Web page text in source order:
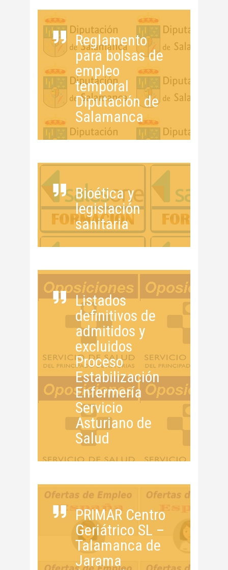
Reglamento
para bolsas de
empleo
temporal
Diputación de
Salamanca
Bioética y
legislación
sanitaria
Listados
definitivos de
admitidos y
excluidos
Proceso
Estabilización
Enfermería
Servicio
Asturiano de
Salud
PRIMAR Centro
Geriátrico SL –
Talamanca de
Jarama